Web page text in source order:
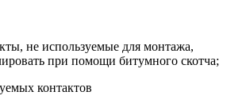
не используемые для монтажа,
при помощи битумного скотча;